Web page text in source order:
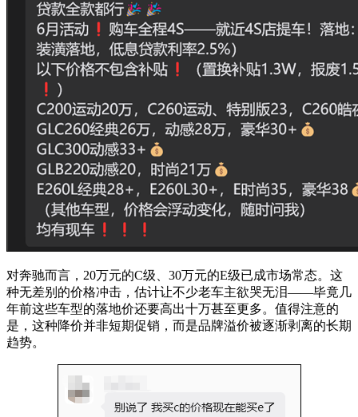
对奔驰而言，20万元的C级、30万元的E级已成市场常态。这
种无差别的价格冲击，估计让不少老车主欲哭无泪——毕竟几
年前这些车型的落地价还要高出十万甚至更多。值得注意的
是，这种降价并非短期促销，而是品牌溢价被逐渐剥离的长期
趋势。